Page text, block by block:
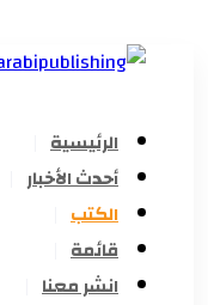
الرئيسية
أحدث الأخبار
الكتب
قائمة
انشر معنا